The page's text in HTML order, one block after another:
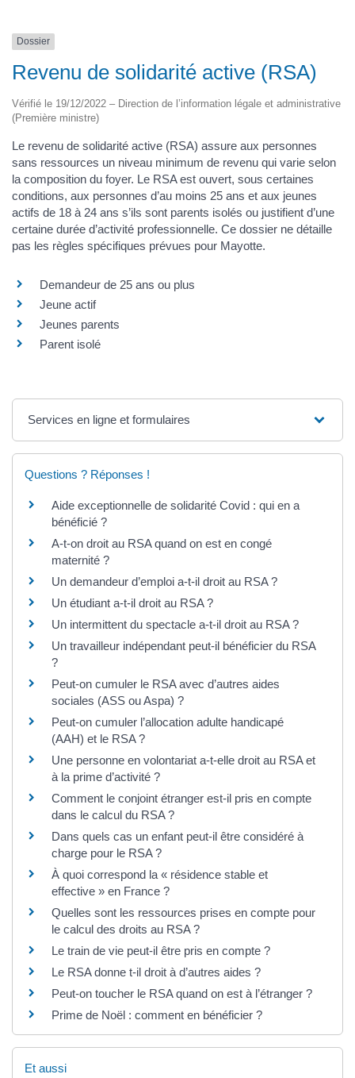
Dossier
Revenu de solidarité active (RSA)
Vérifié le 19/12/2022 – Direction de l’information légale et administrative
(Première ministre)
Le revenu de solidarité active (RSA) assure aux personnes
sans ressources un niveau minimum de revenu qui varie selon
la composition du foyer. Le RSA est ouvert, sous certaines
conditions, aux personnes d’au moins 25 ans et aux jeunes
actifs de 18 à 24 ans s’ils sont parents isolés ou justifient d’une
certaine durée d’activité professionnelle. Ce dossier ne détaille
pas les règles spécifiques prévues pour Mayotte.
Demandeur de 25 ans ou plus
Jeune actif
Jeunes parents
Parent isolé
Services en ligne et formulaires
Questions ? Réponses !
Aide exceptionnelle de solidarité Covid : qui en a
bénéficié ?
A-t-on droit au RSA quand on est en congé
maternité ?
Un demandeur d’emploi a-t-il droit au RSA ?
Un étudiant a-t-il droit au RSA ?
Un intermittent du spectacle a-t-il droit au RSA ?
Un travailleur indépendant peut-il bénéficier du RSA
?
Peut-on cumuler le RSA avec d’autres aides
sociales (ASS ou Aspa) ?
Peut-on cumuler l’allocation adulte handicapé
(AAH) et le RSA ?
Une personne en volontariat a-t-elle droit au RSA et
à la prime d’activité ?
Comment le conjoint étranger est-il pris en compte
dans le calcul du RSA ?
Dans quels cas un enfant peut-il être considéré à
charge pour le RSA ?
À quoi correspond la « résidence stable et
effective » en France ?
Quelles sont les ressources prises en compte pour
le calcul des droits au RSA ?
Le train de vie peut-il être pris en compte ?
Le RSA donne t-il droit à d’autres aides ?
Peut-on toucher le RSA quand on est à l’étranger ?
Prime de Noël : comment en bénéficier ?
Et aussi